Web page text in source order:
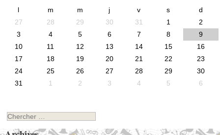
l m m j v s
d
27
28 29 30 31 1
2
3
4 5 6 7 8
9
10
11 12 13 14 15
16
17
18 19 20 21 22
23
24
25 26 27 28 29
30
31
1 2 3 4 5 6
Chercher